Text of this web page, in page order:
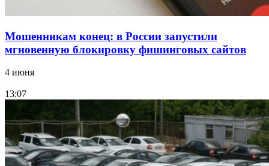
Мошенникам конец: в России запустили
мгновенную блокировку фишинговых сайтов
4 июня
13:07